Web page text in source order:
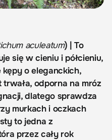
aculeatum) | To
się w cieniu i półcieniu,
o eleganckich,
odporna na mróz
dlatego sprawdza
murkach i oczkach
to jedna z
przez cały rok